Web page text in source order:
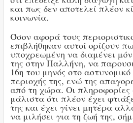
και πως δεν αποτελεί πλέον
κοινωνία.
Όσον αφορά τους
επιβλήθηκαν αυτοί ορίζουν
υποχρεωμένη να διαμένει
της στην Παλλήνη, να
16η του μηνός στο
περιοχής της, ενώ της
από τη χώρα. Οι
μάλιστα ότι πλέον έχει
της και έχει γίνει μητέρα
να μιλήσει για τη ζωή της,